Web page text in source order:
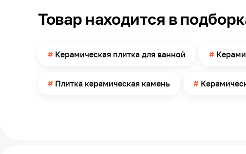
Помещение
Количество в упаковке
Товар находится в
Керамическая плитка для ванной
Плитка керамическая камень